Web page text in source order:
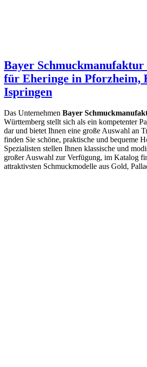
Bayer Schmuckmanufaktur
für Eheringe in Pforzheim,
Ispringen
Das Unternehmen Bayer
Württemberg stellt sich als ein kompetenter
dar und bietet Ihnen eine große Auswahl an
finden Sie schöne, praktische und bequeme
Spezialisten stellen Ihnen klassische und
großer Auswahl zur Verfügung, im Katalog
attraktivsten Schmuckmodelle aus Gold,